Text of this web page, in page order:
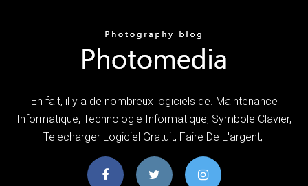
En fait, il y a de nombreux logiciels de. Maintenance
Informatique, Technologie Informatique, Symbole Clavier,
Telecharger Logiciel Gratuit, Faire De L'argent,